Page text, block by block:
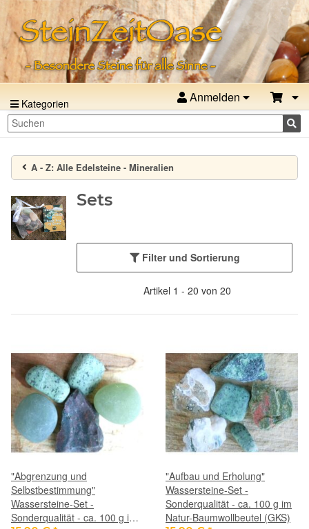
Kategorien Anmelden
A - Z: Alle Edelsteine - Mineralien
Sets
Filter und Sortierung
Artikel 1 - 20 von 20
"Abgrenzung und
Selbstbestimmung"
Wassersteine-Set -
Sonderqualität - ca. 100 g im
"Aufbau und Erholung"
Wassersteine-Set -
Sonderqualität - ca. 100 g im
Natur-Baumwollbeutel (GKS)